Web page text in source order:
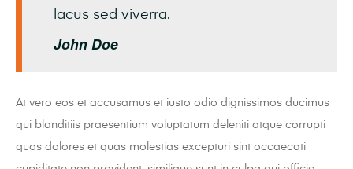
lacus sed viverra.
John Doe
At vero eos et accusamus et iusto odio dignissimos ducimus
qui blanditiis praesentium voluptatum deleniti atque corrupti
quos dolores et quas molestias excepturi sint occaecati